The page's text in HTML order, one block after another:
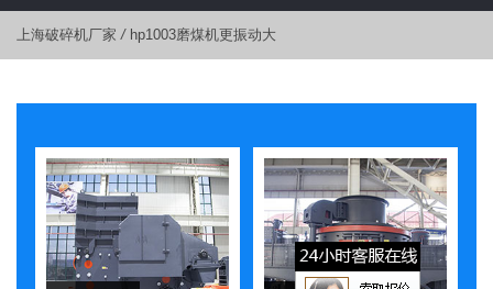
上海破碎机厂家 / hp1003磨煤机更振动大